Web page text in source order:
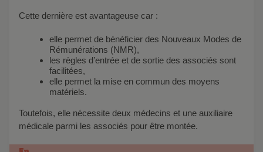
Cette dernière est avantageuse car :
elle permet de bénéficier des Nouveaux Modes de
Rémunérations (NMR),
les règles d’entrée et de sortie des associés sont
facilitées,
elle permet la mise en commun des moyens
matériels.
Toutefois, elle nécessite deux médecins et une auxiliaire
médicale parmi les associés pour être montée.